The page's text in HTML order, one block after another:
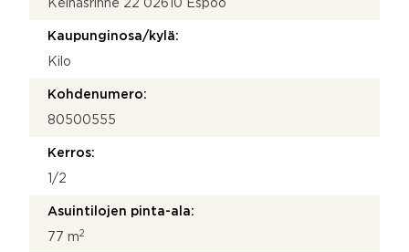
Keihäsrinne 22 02610 Espoo
Kaupunginosa/kylä:
Kilo
Kohdenumero:
80500555
Kerros:
1/2
Asuintilojen pinta-ala:
77 m2